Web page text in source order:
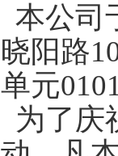
本公司
晓阳路
单元
为了庆